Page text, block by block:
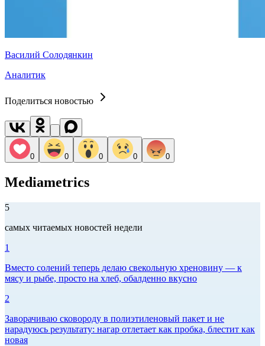
Василий Солодянкин
Аналитик
Поделиться новостью
0 0 0 0 0
Mediametrics
5
самых читаемых новостей недели
1
Вместо солений теперь делаю свекольную хреновину — к
мясу и рыбе, просто на хлеб, обалденно вкусно
2
Заворачиваю сковороду в полиэтиленовый пакет и не
нарадуюсь результату: нагар отлетает как пробка, блестит как
новая